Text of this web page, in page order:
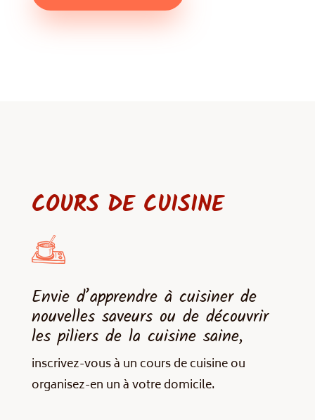
COURS DE CUISINE
Envie d’apprendre à cuisiner de
nouvelles saveurs ou de découvrir
les piliers de la cuisine saine,
inscrivez-vous à un cours de cuisine ou
organisez-en un à votre domicile.